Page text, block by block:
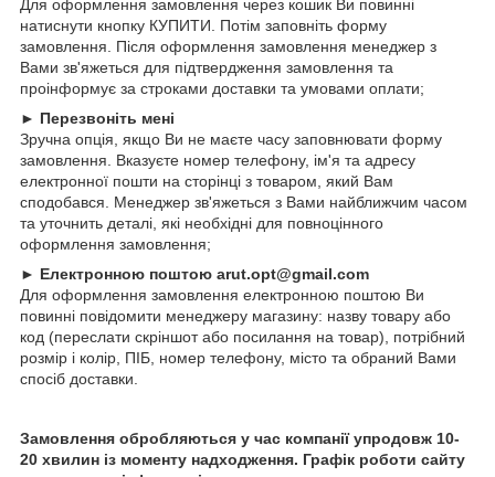
Для оформлення замовлення через кошик Ви повинні
натиснути кнопку КУПИТИ. Потім заповніть форму
замовлення. Після оформлення замовлення менеджер з
Вами зв'яжеться для підтвердження замовлення та
проінформує за строками доставки та умовами оплати;
► Перезвоніть мені
Зручна опція, якщо Ви не маєте часу заповнювати форму
замовлення. Вказуєте номер телефону, ім'я та адресу
електронної пошти на сторінці з товаром, який Вам
сподобався. Менеджер зв'яжеться з Вами найближчим часом
та уточнить деталі, які необхідні для повноцінного
оформлення замовлення;
► Електронною поштою arut.opt@gmail.com
Для оформлення замовлення електронною поштою Ви
повинні повідомити менеджеру магазину: назву товару або
код (переслати скріншот або посилання на товар), потрібний
розмір і колір, ПІБ, номер телефону, місто та обраний Вами
спосіб доставки.
Замовлення обробляються у час компанії упродовж 10-
20 хвилин із моменту надходження. Графік роботи сайту